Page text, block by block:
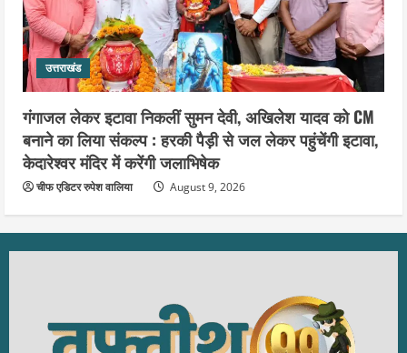
उत्तराखंड
गंगाजल लेकर इटावा निकलीं सुमन देवी, अखिलेश यादव को CM
बनाने का लिया संकल्प : हरकी पैड़ी से जल लेकर पहुंचेंगी इटावा,
केदारेश्वर मंदिर में करेंगी जलाभिषेक
चीफ एडिटर रुपेश वालिया August 9, 2026